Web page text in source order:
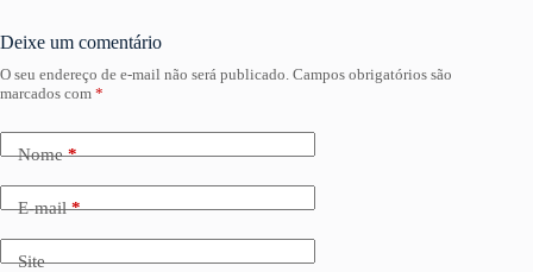
Deixe um comentário
O seu endereço de e-mail não será publicado. Campos obrigatórios são
marcados com *
Nome*
E-mail*
Site